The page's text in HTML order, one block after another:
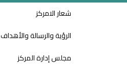
شعار الامركز
الرؤية والرسالة والأهداف
مجلس إدارة المركز